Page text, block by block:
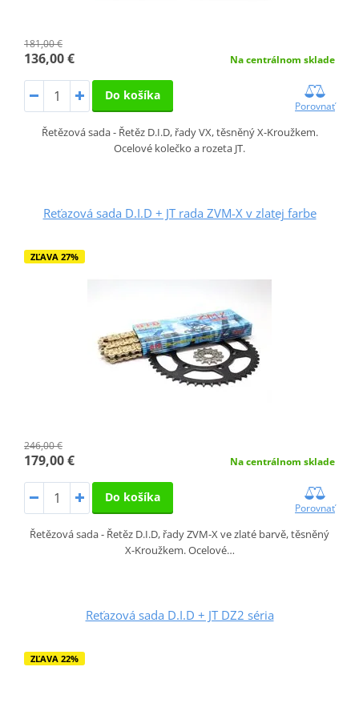
181,00 €
136,00 € Na centrálnom sklade
Do košíka
Porovnať
Řetězová sada - Řetěz D.I.D, řady VX, těsněný X-Kroužkem.
Ocelové kolečko a rozeta JT.
Reťazová sada D.I.D + JT rada ZVM-X v zlatej farbe
ZĽAVA 27%
246,00 €
179,00 € Na centrálnom sklade
Do košíka
Porovnať
Řetězová sada - Řetěz D.I.D, řady ZVM-X ve zlaté barvě, těsněný
X-Kroužkem. Ocelové…
Reťazová sada D.I.D + JT DZ2 séria
ZĽAVA 22%